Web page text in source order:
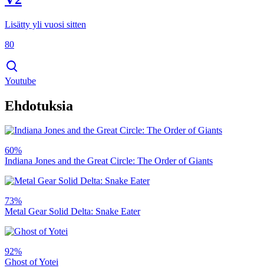
Lisätty yli vuosi sitten
80
Youtube
Ehdotuksia
60%
Indiana Jones and the Great Circle: The Order of Giants
73%
Metal Gear Solid Delta: Snake Eater
92%
Ghost of Yotei